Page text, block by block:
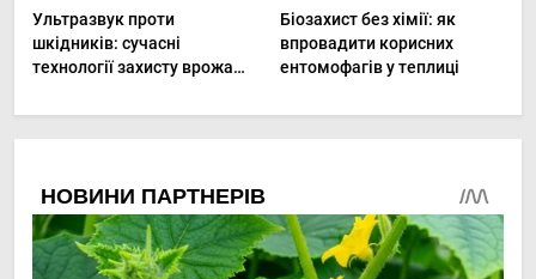
Ультразвук проти
шкідників: сучасні
технології захисту врожаю
Біозахист без хімії: як
впровадити корисних
ентомофагів у теплиці